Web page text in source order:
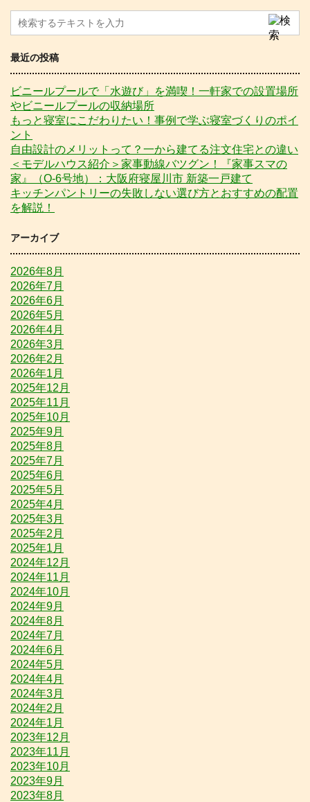
最近の投稿
ビニールプールで「水遊び」を満喫！一軒家での設置場所
やビニールプールの収納場所
もっと寝室にこだわりたい！事例で学ぶ寝室づくりのポイ
ント
自由設計のメリットって？一から建てる注文住宅との違い
＜モデルハウス紹介＞家事動線バツグン！『家事スマの
家』（O-6号地）：大阪府寝屋川市 新築一戸建て
キッチンパントリーの失敗しない選び方とおすすめの配置
を解説！
アーカイブ
2026年8月
2026年7月
2026年6月
2026年5月
2026年4月
2026年3月
2026年2月
2026年1月
2025年12月
2025年11月
2025年10月
2025年9月
2025年8月
2025年7月
2025年6月
2025年5月
2025年4月
2025年3月
2025年2月
2025年1月
2024年12月
2024年11月
2024年10月
2024年9月
2024年8月
2024年7月
2024年6月
2024年5月
2024年4月
2024年3月
2024年2月
2024年1月
2023年12月
2023年11月
2023年10月
2023年9月
2023年8月